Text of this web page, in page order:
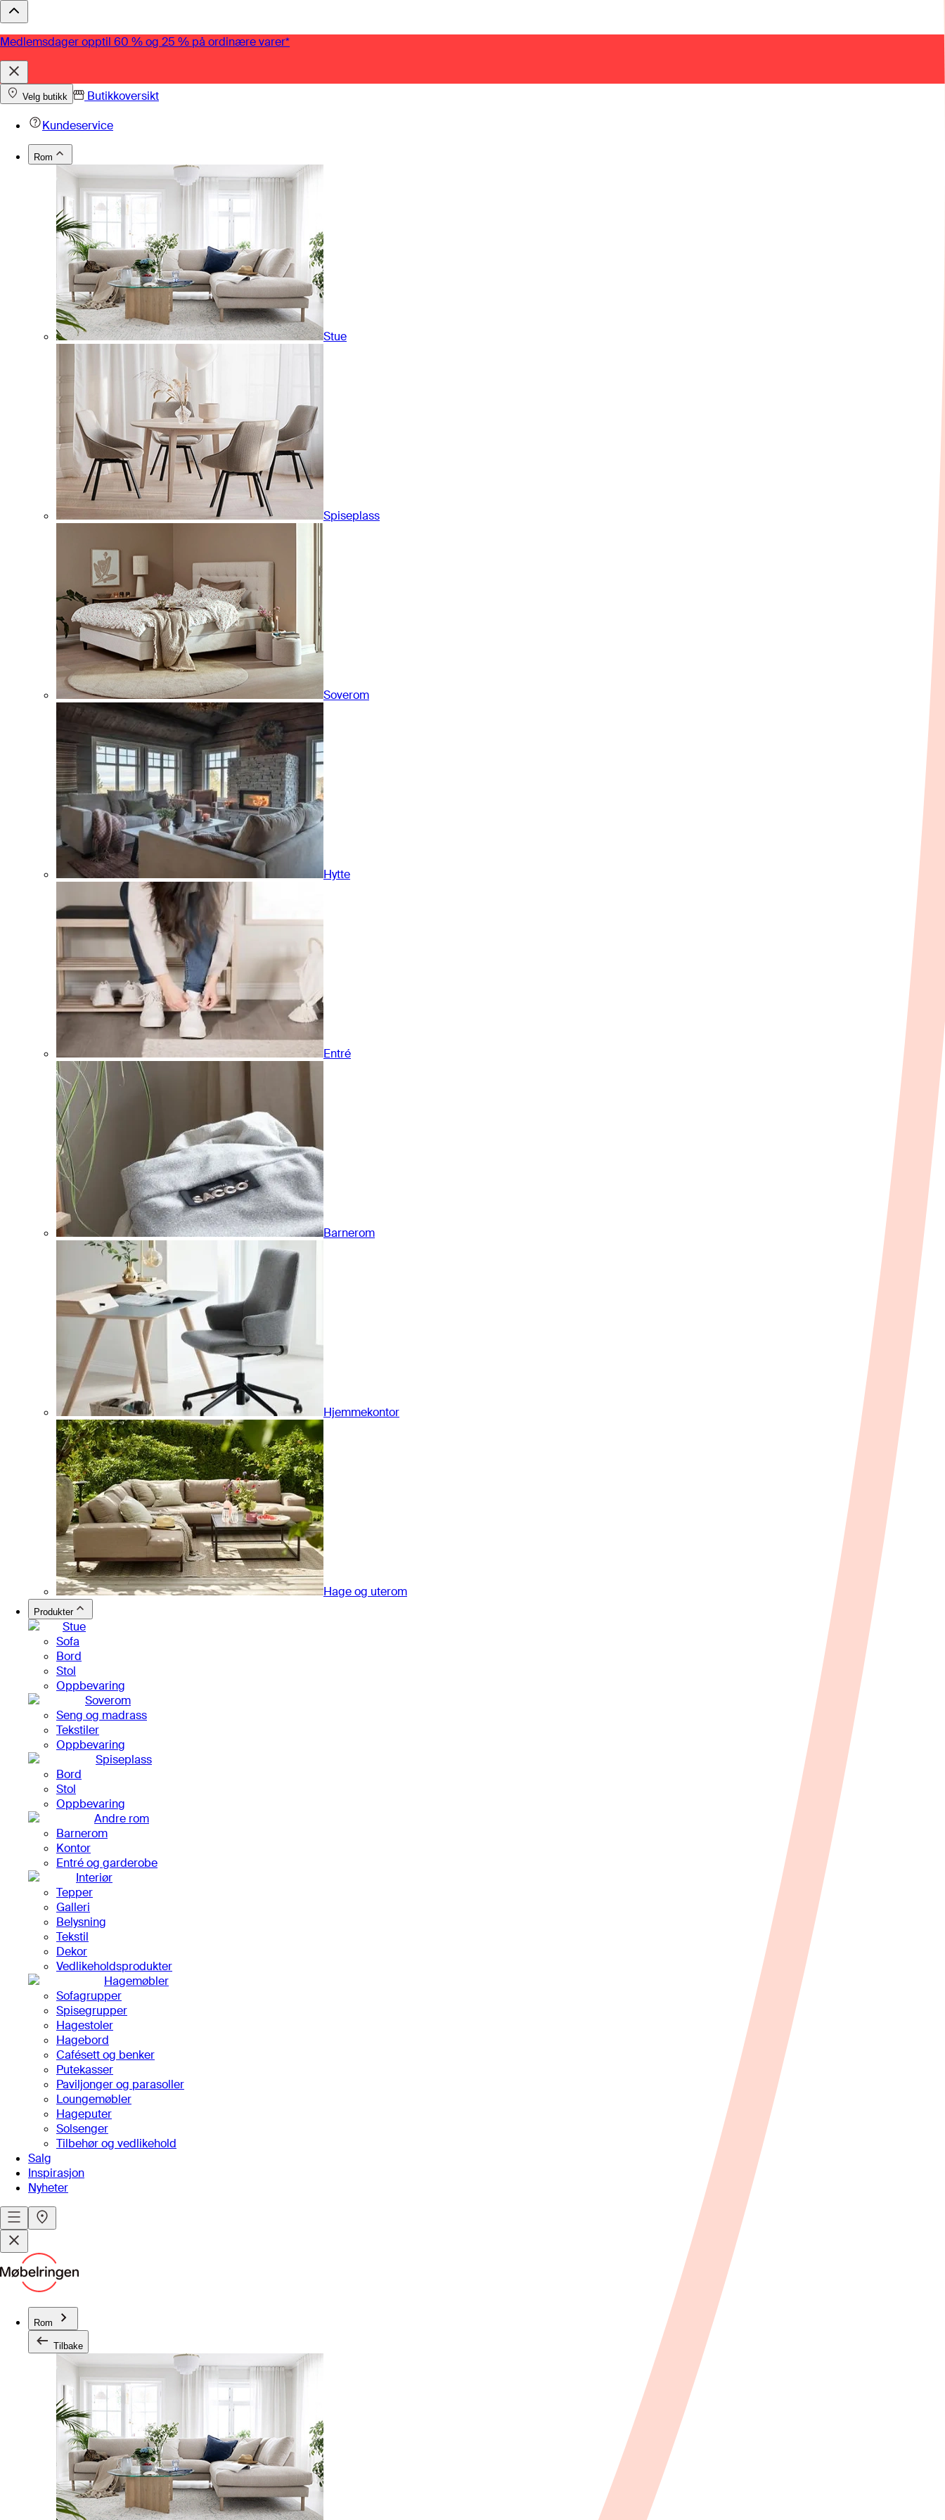
Medlemsdager opptil 60 % og 25 % på ordinære varer*
Velg butikk
Butikkoversikt
Kundeservice
Rom
Stue
Spiseplass
Soverom
Hytte
Entré
Barnerom
Hjemmekontor
Hage og uterom
Produkter
Stue
Sofa
Bord
Stol
Oppbevaring
Soverom
Seng og madrass
Tekstiler
Oppbevaring
Spiseplass
Bord
Stol
Oppbevaring
Andre rom
Barnerom
Kontor
Entré og garderobe
Interiør
Tepper
Galleri
Belysning
Tekstil
Dekor
Vedlikeholdsprodukter
Hagemøbler
Sofagrupper
Spisegrupper
Hagestoler
Hagebord
Cafésett og benker
Putekasser
Paviljonger og parasoller
Loungemøbler
Hageputer
Solsenger
Tilbehør og vedlikehold
Salg
Inspirasjon
Nyheter
Rom
Tilbake